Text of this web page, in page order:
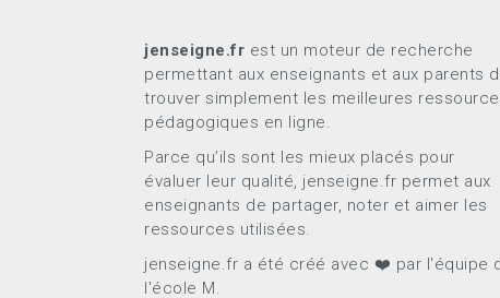
jenseigne.fr est un moteur de recherche
permettant aux enseignants et aux parents
trouver simplement les meilleures
pédagogiques en ligne.
Parce qu’ils sont les mieux placés pour
évaluer leur qualité, jenseigne.fr permet aux
enseignants de partager, noter et aimer les
ressources utilisées.
jenseigne.fr a été créé avec ❤️ par l'équipe
l'école M.